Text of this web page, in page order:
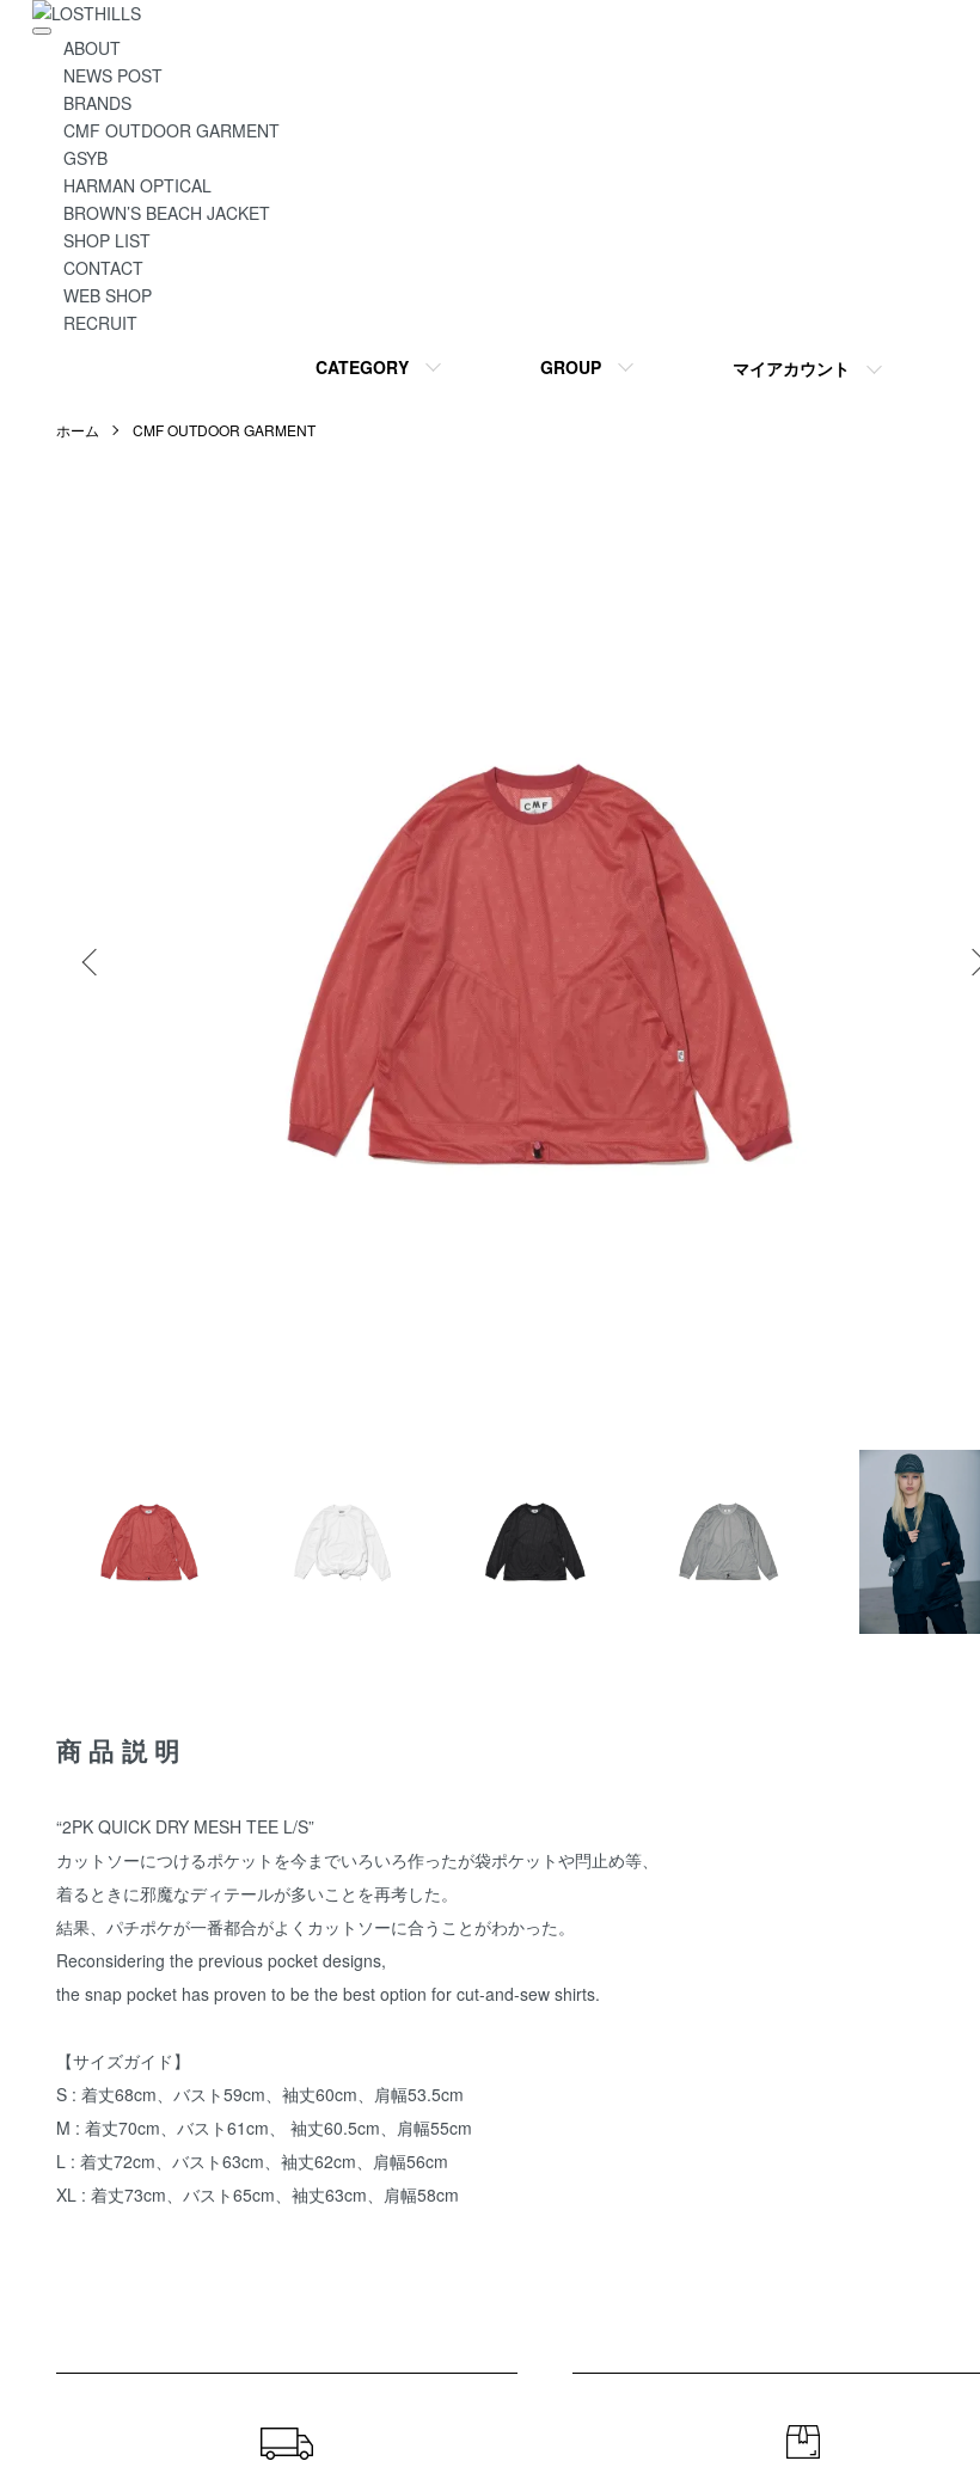
ABOUT
NEWS POST
BRANDS
CMF OUTDOOR GARMENT
GSYB
HARMAN OPTICAL
BROWN’S BEACH JACKET
SHOP LIST
CONTACT
WEB SHOP
RECRUIT
CATEGORY GROUP マイアカウント
ホーム CMF OUTDOOR GARMENT
商品説明
“2PK QUICK DRY MESH TEE L/S”
カットソーにつけるポケットを今までいろいろ作ったが袋ポケットや閂止め等、
着るときに邪魔なディテールが多いことを再考した。
結果、パチポケが一番都合がよくカットソーに合うことがわかった。
Reconsidering the previous pocket designs,
the snap pocket has proven to be the best option for cut-and-sew shirts.
【サイズガイド】
S : 着丈68cm、バスト59cm、袖丈60cm、肩幅53.5cm
M : 着丈70cm、バスト61cm、 袖丈60.5cm、肩幅55cm
L : 着丈72cm、バスト63cm、袖丈62cm、肩幅56cm
XL : 着丈73cm、バスト65cm、袖丈63cm、肩幅58cm